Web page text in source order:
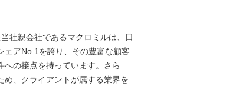
社親会社であるマクロミルは、日
ェアNo.1を誇り、その豊富な顧客
の接点を持っています。さら
め、クライアントが属する業界を